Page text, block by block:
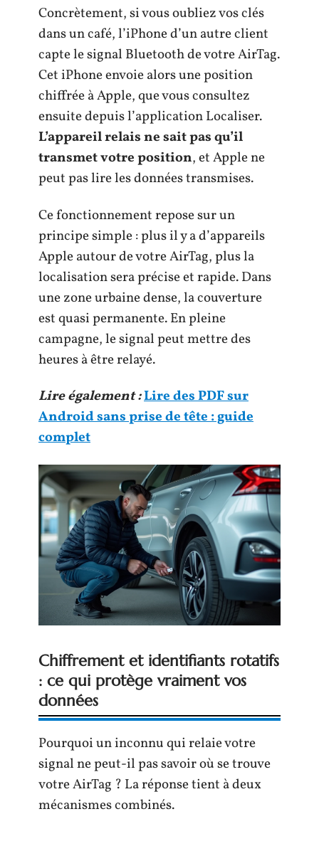
Concrètement, si vous oubliez vos clés
dans un café, l’iPhone d’un autre client
capte le signal Bluetooth de votre AirTag.
Cet iPhone envoie alors une position
chiffrée à Apple, que vous consultez
ensuite depuis l’application Localiser.
L’appareil relais ne sait pas qu’il
transmet votre position, et Apple ne
peut pas lire les données transmises.
Ce fonctionnement repose sur un
principe simple : plus il y a d’appareils
Apple autour de votre AirTag, plus la
localisation sera précise et rapide. Dans
une zone urbaine dense, la couverture
est quasi permanente. En pleine
campagne, le signal peut mettre des
heures à être relayé.
Lire également :Lire des PDF sur
Android sans prise de tête : guide
complet
Chiffrement et identifiants rotatifs
: ce qui protège vraiment vos
données
Pourquoi un inconnu qui relaie votre
signal ne peut-il pas savoir où se trouve
votre AirTag ? La réponse tient à deux
mécanismes combinés.